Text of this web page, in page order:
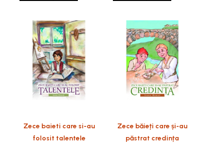
Zece baieti care si-au
folosit talentele
Zece băieți care și-au
păstrat credința